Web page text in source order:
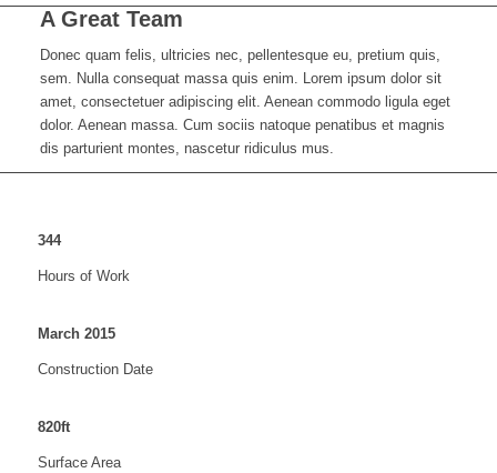
A Great Team
Donec quam felis, ultricies nec, pellentesque eu, pretium quis,
sem. Nulla consequat massa quis enim. Lorem ipsum dolor sit
amet, consectetuer adipiscing elit. Aenean commodo ligula eget
dolor. Aenean massa. Cum sociis natoque penatibus et magnis
dis parturient montes, nascetur ridiculus mus.
344
Hours of Work
March 2015
Construction Date
820ft
Surface Area